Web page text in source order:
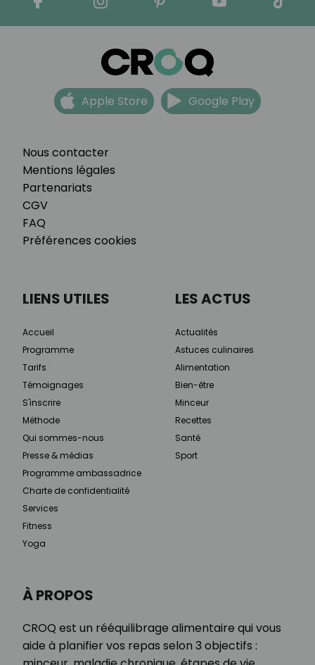
Nous contacter
Mentions légales
Partenariats
CGV
FAQ
Préférences cookies
Apple Store Google Play
À PROPOS
CROQ est un rééquilibrage alimentaire qui vous
aide à planifier vos repas selon 3 objectifs :
LIENS UTILES
Accueil
Programme
Tarifs
Témoignages
S'inscrire
Méthode
Qui sommes-nous
Presse & médias
Programme ambassadrice
Charte de confidentialité
Services
Fitness
Yoga
LES ACTUS
Actualités
Astuces culinaires
Alimentation
Bien-être
Minceur
Recettes
Santé
Sport